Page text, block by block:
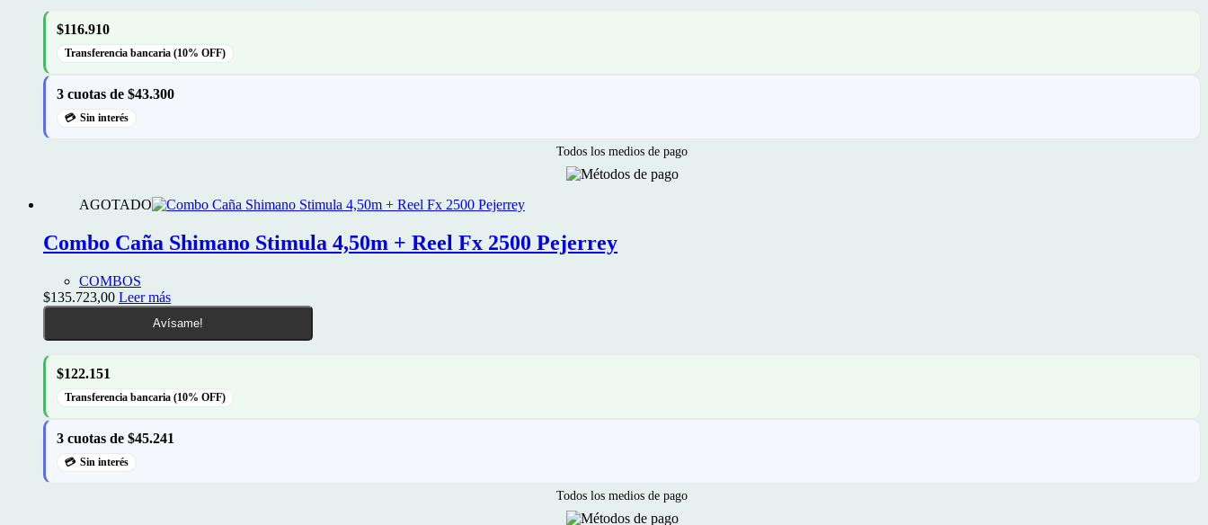
$116.910
Transferencia bancaria (10% OFF)
3 cuotas de $43.300
Sin interés
Todos los medios de pago
AGOTADO
Combo Caña Shimano Stimula 4,50m + Reel Fx 2500 Pejerrey
COMBOS
$135.723,00 Leer más
Avísame!
$122.151
Transferencia bancaria (10% OFF)
3 cuotas de $45.241
Sin interés
Todos los medios de pago